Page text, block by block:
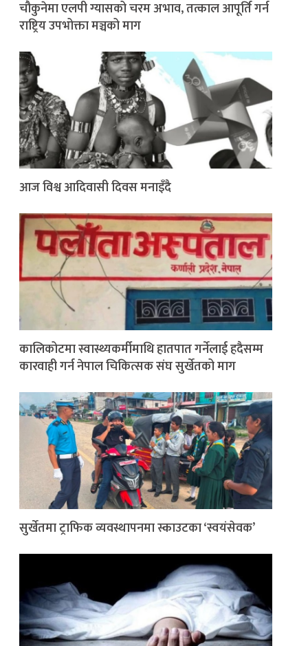
चौकुनेमा एलपी ग्यासको चरम अभाव, तत्काल आपूर्ति गर्न
राष्ट्रिय उपभोक्ता मञ्चको माग
आज विश्व आदिवासी दिवस मनाइँदै
कालिकोटमा स्वास्थ्यकर्मीमाथि हातपात गर्नेलाई हदैसम्म
कारवाही गर्न नेपाल चिकित्सक संघ सुर्खेतको माग
सुर्खेतमा ट्राफिक व्यवस्थापनमा स्काउटका ‘स्वयंसेवक’